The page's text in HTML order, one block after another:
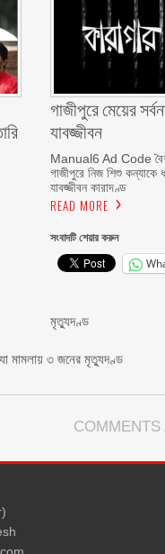
গাজীপুরে মেয়ের
যাবজ্জীবন
Manual6 Ad Code
গাজীপুরে নিজ শিশু কন্যাকে
যাবজ্জীবন কারাদণ্ড
READ MORE
সংবাদটি শেয়ার করুন
মৃত্যুদণ্ড
মামলায় ৩ জনের মৃত্যুদণ্ড